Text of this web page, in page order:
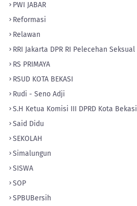
PWI JABAR
Reformasi
Relawan
RRI Jakarta DPR RI Pelecehan Seksual
RS PRIMAYA
RSUD KOTA BEKASI
Rudi - Seno Adji
S.H Ketua Komisi III DPRD Kota Bekasi
Said Didu
SEKOLAH
Simalungun
SISWA
SOP
‎SPBUBersih